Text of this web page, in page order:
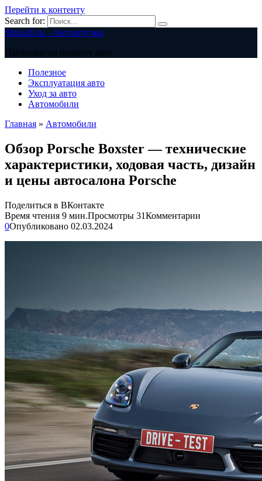
Перейти к контенту
Search for:
Shina26.ru - Автоштучки
Лайфхаки по ремонту авто
Полезное
Эксплуатация авто
Уход за авто
Автомобили
Главная » Автомобили
Обзор Porsche Boxster — технические
характеристики, ходовая часть, дизайн
и цены автосалона Porsche
Поделиться в ВКонтакте
Время чтения 9 мин.Просмотры 31Комментарии
0Опубликовано 02.03.2024